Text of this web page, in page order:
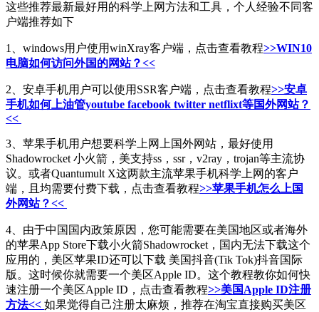
这些推荐最新最好用的科学上网方法和工具，个人经验不同客
户端推荐如下
1、windows用户使用winXray客户端，点击查看教程>>WIN10
电脑如何访问外国的网站？<<
2、安卓手机用户可以使用SSR客户端，点击查看教程>>安卓
手机如何上油管youtube facebook twitter netflixt等国外网站？
<<
3、苹果手机用户想要科学上网上国外网站，最好使用
Shadowrocket 小火箭，美支持ss，ssr，v2ray，trojan等主流协
议。或者Quantumult X这两款主流苹果手机科学上网的客户
端，且均需要付费下载，点击查看教程>>苹果手机怎么上国
外网站？<<
4、由于中国国内政策原因，您可能需要在美国地区或者海外
的苹果App Store下载小火箭Shadowrocket，国内无法下载这个
应用的，美区苹果ID还可以下载 美国抖音(Tik Tok)抖音国际
版。这时候你就需要一个美区Apple ID。这个教程教你如何快
速注册一个美区Apple ID，点击查看教程>>美国Apple ID注册
方法<< 如果觉得自己注册太麻烦，推荐在淘宝直接购买美区